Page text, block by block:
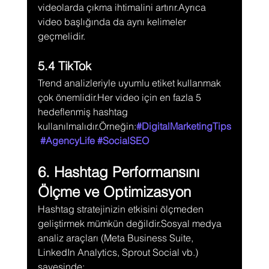
videolarda çıkma ihtimalini artırır.Ayrıca
video başlığında da aynı kelimeler
geçmelidir.
5.4 TikTok
Trend analizleriyle uyumlu etiket kullanmak
çok önemlidir.Her video için en fazla 5
hedeflenmiş hashtag
kullanılmalıdır.Örneğin:#DigitalMarketingTips
#AgencyLife #SocialSEO
6. Hashtag Performansını
Ölçme ve Optimizasyon
Hashtag stratejinizin etkisini ölçmeden
geliştirmek mümkün değildir.Sosyal medya
analiz araçları (Meta Business Suite,
LinkedIn Analytics, Sprout Social vb.)
sayesinde: